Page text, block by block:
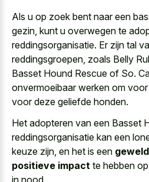
Als u op zoek bent naar een
gezin , kunt u overwegen te
reddingsorganisatie. Er zijn tal
reddingsgroepen, zoals Belly
Basset Hound Rescue of So.
onvermoeibaar werken om
voor deze geliefde honden.
Het adopteren van een Basset
reddingsorganisatie kan een
keuze zijn, en het is een
positieve impact te hebben